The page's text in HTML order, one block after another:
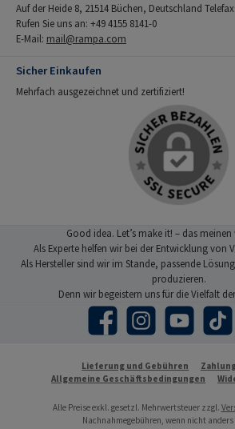
Auf der Heide 8, 21514 Büchen, Deutschland
Rufen Sie uns an: +49 4155 8141-0
E-Mail: mail@rampa.com
Sicher Einkaufen
Mehrfach ausgezeichnet und zertifiziert!
Good idea. Let’s make it! – das
Als Experte helfen wir bei der Entwicklung von
Als Hersteller sind wir im Stande, passende
produzieren.
Denn wir begeistern uns für die Vielfalt
Facebook Instagram YouTube TikTok
Lieferung und Gebühren
Allgemeine Geschäftsbedingungen
Alle Preise exkl. gesetzl. Mehrwertsteuer zzgl.
Nachnahmegebühren, wenn nicht anders